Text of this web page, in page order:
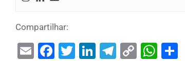
Compartilhar:
EmailFacebook
Twitter
LinkedIn
Telegram
Copy